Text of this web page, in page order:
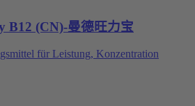
B12 (CN)-曼德旺力宝
für Leistung, Konzentration